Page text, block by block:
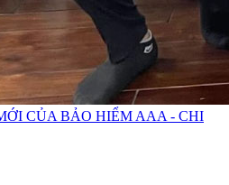
CỦA BẢO HIỂM AAA - CHI